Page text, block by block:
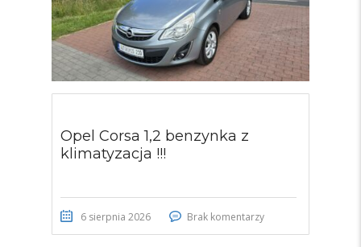
Opel Corsa 1,2 benzynka z
klimatyzacja !!!
6 sierpnia 2026 Brak komentarzy